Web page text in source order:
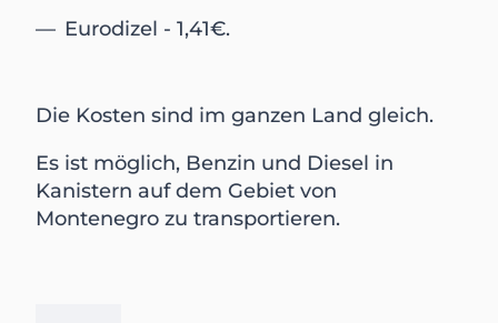
Eurodizel - 1,41€.
Die Kosten sind im ganzen Land gleich.
Es ist möglich, Benzin und Diesel in
Kanistern auf dem Gebiet von
Montenegro zu transportieren.